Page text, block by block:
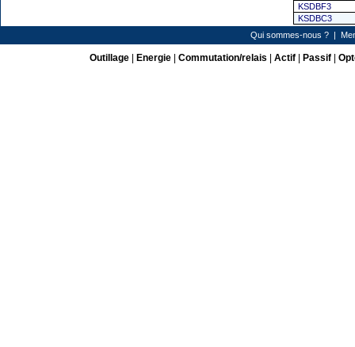
KSDBF3
KSDBC3
Qui sommes-nous ?|
Outillage| Energie| Commutation/relais Actif| Passif|